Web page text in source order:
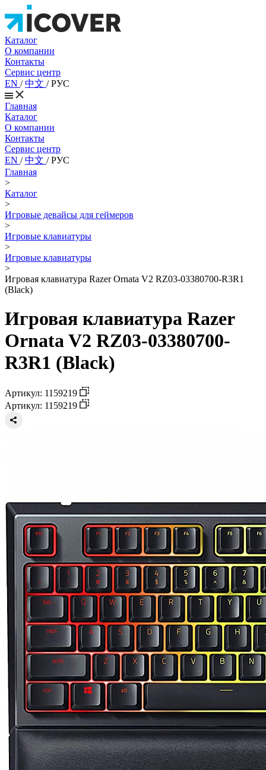
Каталог
О компании
Контакты
Сервис центр
EN /中文 /РУС
Главная
Каталог
О компании
Контакты
Сервис центр
EN /中文 /РУС
Главная
>
Каталог
>
Игровые девайсы для геймеров
>
Игровые клавиатуры
>
Игровые клавиатуры
>
Игровая клавиатура Razer Ornata V2 RZ03-03380700-R3R1
(Black)
Игровая клавиатура Razer
Ornata V2 RZ03-03380700-
R3R1 (Black)
Артикул: 1159219
Артикул: 1159219